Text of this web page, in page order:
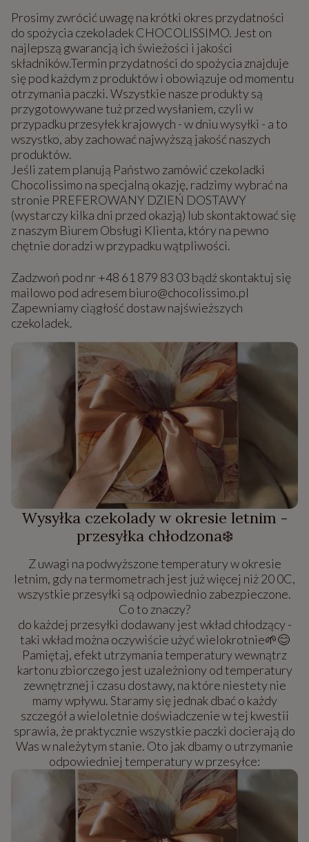
Prosimy zwrócić uwagę na krótki okres przydatności
do spożycia czekoladek CHOCOLISSIMO. Jest on
najlepszą gwarancją ich świeżości i jakości
składników.Termin przydatności do spożycia znajduje
się pod każdym z produktów i obowiązuje od momentu
otrzymania paczki. Wszystkie nasze produkty są
przygotowywane tuż przed wysłaniem, czyli w
przypadku przesyłek krajowych - w dniu wysyłki - a to
wszystko, aby zachować najwyższą jakość naszych
produktów.
Jeśli zatem planują Państwo zamówić czekoladki
Chocolissimo na specjalną okazję, radzimy wybrać na
stronie PREFEROWANY DZIEŃ DOSTAWY
(wystarczy kilka dni przed okazją) lub skontaktować się
z naszym Biurem Obsługi Klienta, który na pewno
chętnie doradzi w przypadku wątpliwości.
Zadzwoń pod nr +48 61 879 83 03 bądź skontaktuj się
mailowo pod adresem biuro@chocolissimo.pl
Zapewniamy ciągłość dostaw najświeższych
czekoladek.
Wysyłka czekolady w okresie letnim -
przesyłka chłodzona❄️
Z uwagi na podwyższone temperatury w okresie
letnim, gdy na termometrach jest już więcej niż 20 0C,
wszystkie przesyłki są odpowiednio zabezpieczone.
Co to znaczy?
do każdej przesyłki dodawany jest wkład chłodzący -
taki wkład można oczywiście użyć wielokrotnie🌱😊
Pamiętaj, efekt utrzymania temperatury wewnątrz
kartonu zbiorczego jest uzależniony od temperatury
zewnętrznej i czasu dostawy, na które niestety nie
mamy wpływu. Staramy się jednak dbać o każdy
szczegół a wieloletnie doświadczenie w tej kwestii
sprawia, że praktycznie wszystkie paczki docierają do
Was w należytym stanie. Oto jak dbamy o utrzymanie
odpowiedniej temperatury w przesyłce: